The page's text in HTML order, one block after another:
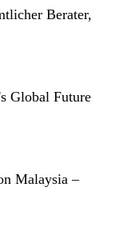
Berater,
Global Future
Malaysia –